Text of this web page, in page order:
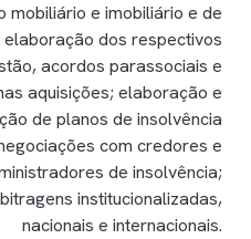
mobiliário e imobiliário e de
dos respectivos
acordos parassociais e
aquisições; elaboração e
de planos de insolvência
com credores e
de insolvência;
institucionalizadas,
nacionais e internacionais.